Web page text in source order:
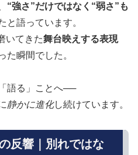
“強さ”だけではなく“弱さ”も
と語っています。
いてきた舞台映えする表現
た瞬間でした。
語る」ことへ──
静かに進化し続けています。
反響｜別れではな